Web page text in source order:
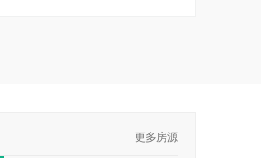
更多房源